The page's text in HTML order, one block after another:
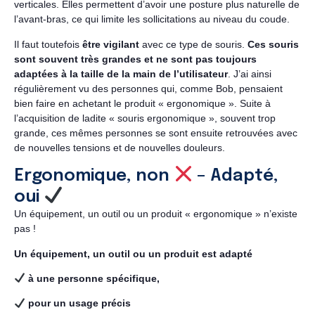
verticales. Elles permettent d’avoir une posture plus naturelle de
l’avant-bras, ce qui limite les sollicitations au niveau du coude.
Il faut toutefois être vigilant avec ce type de souris. Ces souris
sont souvent très grandes et ne sont pas toujours
adaptées à la taille de la main de l’utilisateur. J’ai ainsi
régulièrement vu des personnes qui, comme Bob, pensaient
bien faire en achetant le produit « ergonomique ». Suite à
l’acquisition de ladite « souris ergonomique », souvent trop
grande, ces mêmes personnes se sont ensuite retrouvées avec
de nouvelles tensions et de nouvelles douleurs.
Ergonomique, non
– Adapté,
oui
Un équipement, un outil ou un produit « ergonomique » n’existe
pas !
Un équipement, un outil ou un produit est adapté
à une personne spécifique,
pour un usage précis